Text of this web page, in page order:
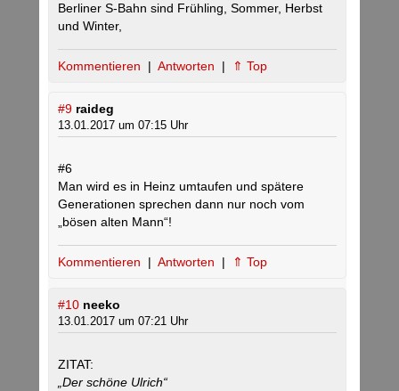
Berliner S-Bahn sind Frühling, Sommer, Herbst
und Winter,
Kommentieren | Antworten | ⇑ Top
#9 raideg
13.01.2017 um 07:15 Uhr
#6
Man wird es in Heinz umtaufen und spätere
Generationen sprechen dann nur noch vom
„bösen alten Mann“!
Kommentieren | Antworten | ⇑ Top
#10 neeko
13.01.2017 um 07:21 Uhr
ZITAT:
„Der schöne Ulrich“